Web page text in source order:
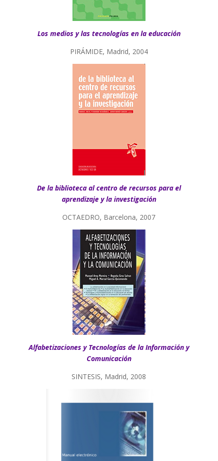
Los medios y las tecnologías en la educación
PIRÁMIDE, Madrid, 2004
De la biblioteca al centro de recursos para el
aprendizaje y la investigación
OCTAEDRO, Barcelona, 2007
Alfabetizaciones y Tecnologías de la Información y
Comunicación
SINTESIS, Madrid, 2008